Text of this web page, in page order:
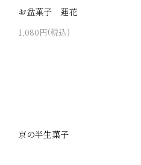
お盆菓子 蓮花
1,080円(税込)
京の半生菓子